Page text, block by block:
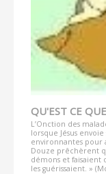
QU'EST CE
L’Onction des
lorsque Jésus
environnantes pour
Douze prêchèrent
démons et faisaient
les guérissaient. »